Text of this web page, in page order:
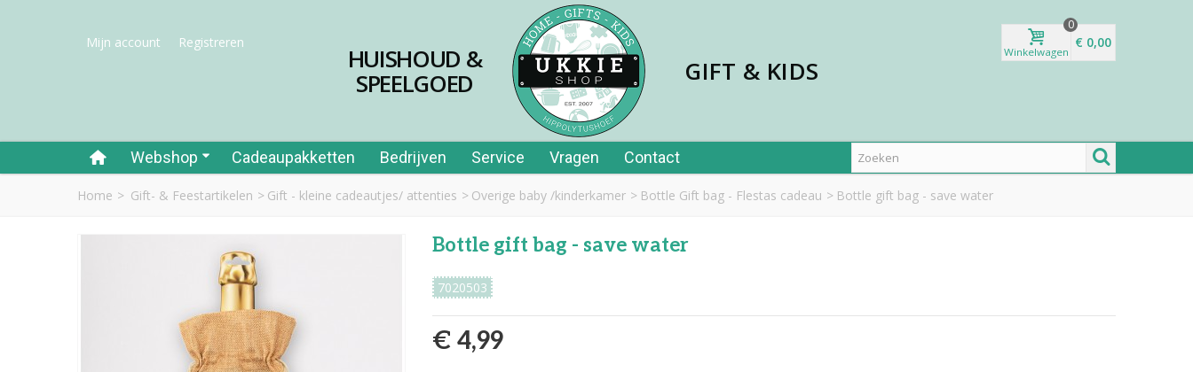
Mijn account Registreren
HUISHOUD &
SPEELGOED GIFT & KIDS
Winkelwagen
0
€ 0,00
Webshop Cadeaupakketten Bedrijven Service Vragen Contact
Home > Gift- & Feestartikelen > Gift - kleine cadeautjes/ attenties > Overige baby /kinderkamer > Bottle Gift bag - Flestas cadeau > Bottle gift bag - save water
Bottle gift bag - save water
7020503
€ 4,99